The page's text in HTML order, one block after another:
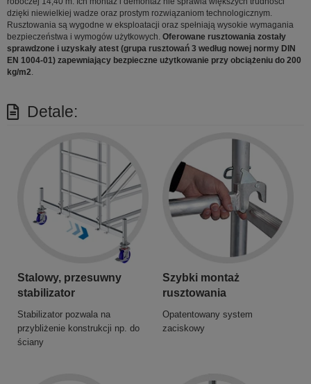
dzięki niewielkiej wadze oraz prostym rozwiązaniom technologicznym.
Rusztowania są wygodne w eksploatacji oraz spełniają wysokie wymagania
bezpieczeństwa i wymogów użytkowych. Oferowane rusztowania zostały
sprawdzone i uzyskały atest (grupa rusztowań 3 według nowej normy DIN
EN 1004-01) zapewniający bezpieczne użytkowanie przy obciążeniu do 200
kg/m2
Detale:
Stalowy, przesuwny
stabilizator
Stabilizator pozwala na
przybliżenie konstrukcji np. do
ściany
Szybki montaż
rusztowania
Opatentowany system
zaciskowy